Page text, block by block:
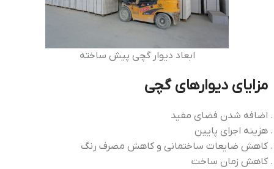
ابعاد دیوار گچی پیش ساخته
مزایای دیوارهای گچی
اضافه شدن فضاي مفيد
هزينه اجراي پايين
كاهش ضايعات ساختماني و كاهش مصرف رنگ
كاهش زمان ساخت